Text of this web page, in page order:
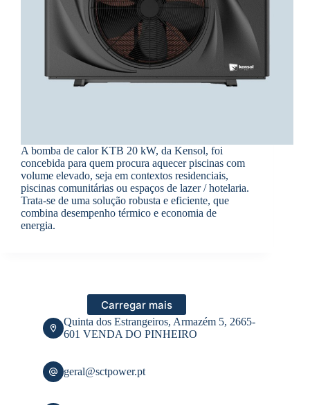
A bomba de calor KTB 20 kW, da Kensol, foi
concebida para quem procura aquecer piscinas com
volume elevado, seja em contextos residenciais,
piscinas comunitárias ou espaços de lazer / hotelaria.
Trata-se de uma solução robusta e eficiente, que
combina desempenho térmico e economia de
energia.
Carregar mais
Quinta dos Estrangeiros, Armazém 5, 2665-
601 VENDA DO PINHEIRO
geral@sctpower.pt